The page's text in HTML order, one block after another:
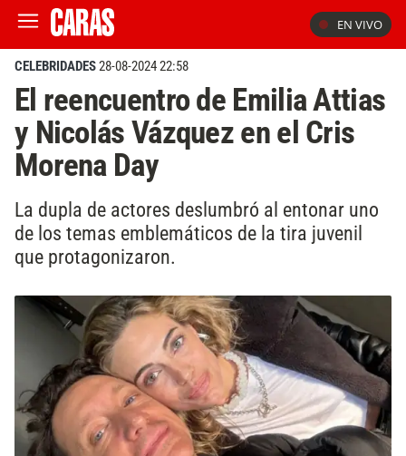
EN VIVO
CELEBRIDADES28-08-2024 22:58
El reencuentro de Emilia Attias
y Nicolás Vázquez en el Cris
Morena Day
La dupla de actores deslumbró al entonar uno
de los temas emblemáticos de la tira juvenil
que protagonizaron.